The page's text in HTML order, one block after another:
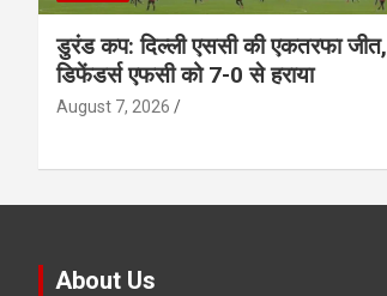
डुरंड कप: दिल्ली एससी की एकतरफा जीत,
डिफेंडर्स एफसी को 7-0 से हराया
August 7, 2026
About Us